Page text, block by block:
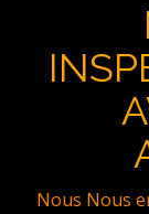
Nous Nous